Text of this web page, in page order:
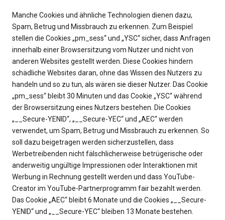
Manche Cookies und ähnliche Technologien dienen dazu,
Spam, Betrug und Missbrauch zu erkennen. Zum Beispiel
stellen die Cookies „pm_sess“ und „YSC“ sicher, dass Anfragen
innerhalb einer Browsersitzung vom Nutzer und nicht von
anderen Websites gestellt werden. Diese Cookies hindern
schädliche Websites daran, ohne das Wissen des Nutzers zu
handeln und so zu tun, als wären sie dieser Nutzer. Das Cookie
„pm_sess“ bleibt 30 Minuten und das Cookie „YSC“ während
der Browsersitzung eines Nutzers bestehen. Die Cookies
„__Secure-YENID“, „__Secure-YEC“ und „AEC“ werden
verwendet, um Spam, Betrug und Missbrauch zu erkennen. So
soll dazu beigetragen werden sicherzustellen, dass
Werbetreibenden nicht fälschlicherweise betrügerische oder
anderweitig ungültige Impressionen oder Interaktionen mit
Werbung in Rechnung gestellt werden und dass YouTube-
Creator im YouTube-Partnerprogramm fair bezahlt werden.
Das Cookie „AEC“ bleibt 6 Monate und die Cookies „__Secure-
YENID“ und „__Secure-YEC“ bleiben 13 Monate bestehen.